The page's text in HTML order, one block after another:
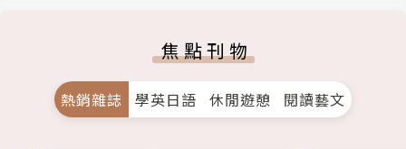
焦點刊物
熱銷雜誌 學英日語 休閒遊憩 閱讀藝文